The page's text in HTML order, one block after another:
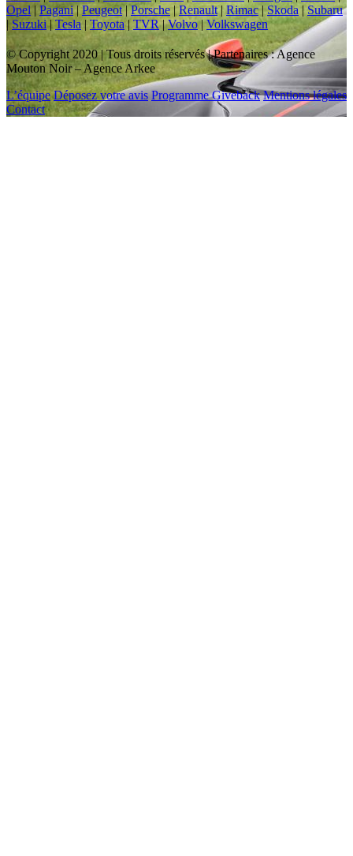
Opel | Pagani|Peugeot|Porsche | Renault| Rimac|Skoda | Subaru
| Suzuki|Tesla| Toyota | TVR|Volvo|Volkswagen
© Copyright 2020 | Tous droits réservés | Partenaires : Agence
Mouton Noir – Agence Arkee
L’équipe Déposez votre avis Programme Giveback Mentions légales
Contact